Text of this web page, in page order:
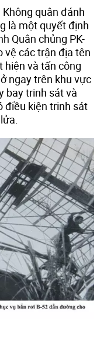
quân đánh
là một quyết định
Quân chủng PK-
vệ các trận địa tên
hiện và tấn công
ngay trên khu vực
bay trinh sát và
điều kiện trinh sát